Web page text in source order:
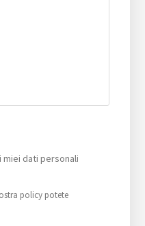
dati personali
policy potete